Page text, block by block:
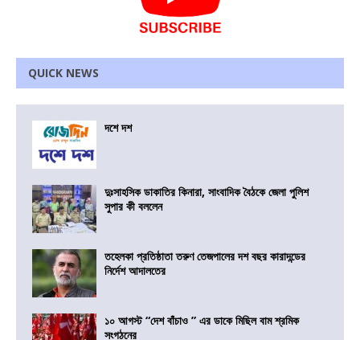
QUICK NEWS
দশে দশ
দুঃসাহসিক ডাকাতির কিনারা, সাংবাদিক বৈঠকে জেলা পুলিশ
সুপার কী বললেন
তহেলকা প্রতিষ্ঠাতা তরুণ তেজপালের দশ বছর কারাদন্ডের
নির্দেশ আদালতের
১০ আগস্ট “দেশ বাঁচাও ” এর ডাকে মিছিল বাম শ্রমিক
সংগঠনের